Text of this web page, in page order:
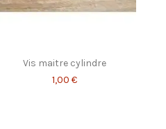
Vis maitre cylindre
1,00 €